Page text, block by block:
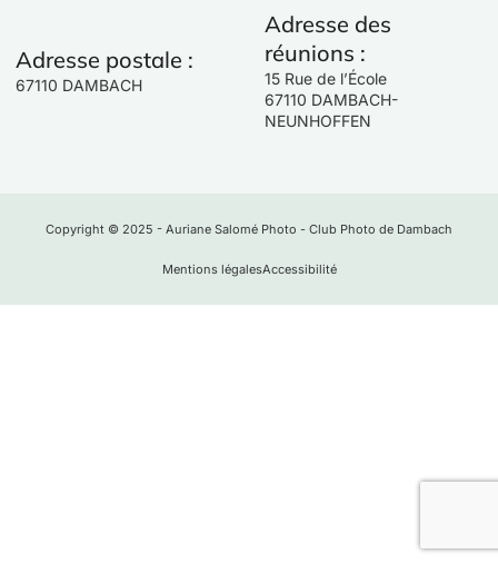
Adresse postale :
67110 DAMBACH
Adresse des
réunions :
15 Rue de l’École
67110 DAMBACH-
NEUNHOFFEN
Copyright © 2025 - Auriane Salomé Photo - Club Photo de Dambach
Mentions légalesAccessibilité